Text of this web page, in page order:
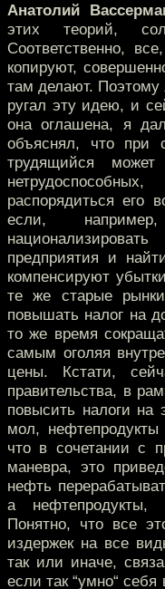
Анатолий
этих теорий,
Соответственно,
копируют,
там делают. Поэтому
ругал эту идею, и
она оглашена, я
объяснял, что при
трудящийся
распорядиться его
если,
предприятия и
компенсируют
те же старые
повышать налог на
то же время
самым оголяя
цены. Кстати,
правительства, в
повысить налоги на
мол,
что в сочетании с
маневра, это
нефть
а
Понятно, что все
издержек на все
так или иначе,
если так “умно“